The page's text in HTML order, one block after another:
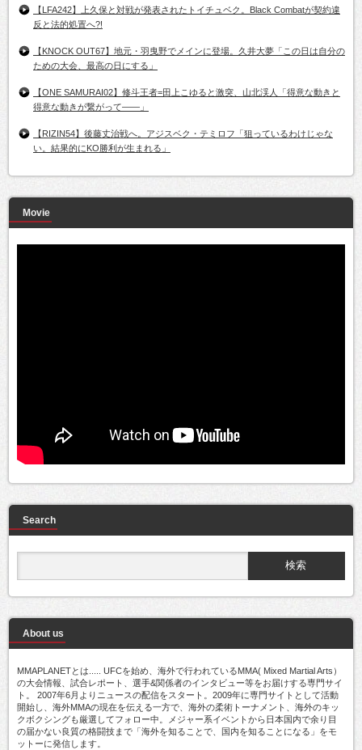
【LFA242】上久保と対戦が発表されたトイチュベク。Black Combatが契約違
反と法的処置へ?!
【KNOCK OUT67】地元・羽曳野でメインに登場。久井大夢「この日は自分の
ための大会、最高の日にする」
【ONE SAMURAI02】修斗王者=田上こゆると激突、山北渓人「得意な動きと
得意な動きが繋がって――」
【RIZIN54】後藤丈治戦へ。アジスベク・テミロフ「狙っているわけじゃな
い。結果的にKO勝利が生まれる」
Movie
Search
About us
MMAPLANETとは..... UFCを始め、海外で行われているMMA( Mixed Martial Arts）
の大会情報、試合レポート、選手&関係者のインタビュー等をお届けする専門サイ
ト。 2007年6月よりニュースの配信をスタート。2009年に専門サイトとして活動
開始し、海外MMAの現在を伝える一方で、海外の柔術トーナメント、海外のキッ
クボクシングも厳選してフォロー中。メジャー系イベントから日本国内で余り目
の届かない良質の格闘技まで「海外を知ることで、国内を知ることになる」をモ
ットーに発信します。